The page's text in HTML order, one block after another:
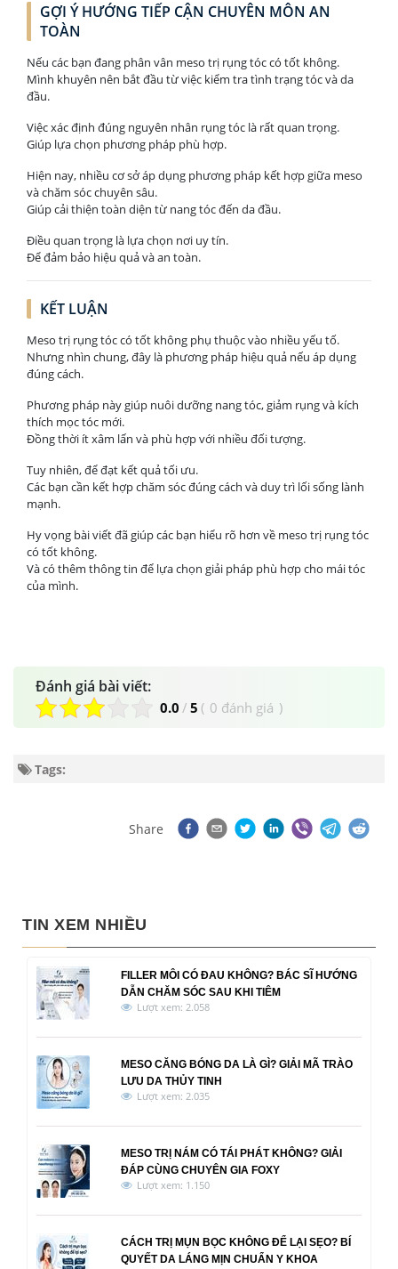
GỢI Ý HƯỚNG TIẾP CẬN CHUYÊN MÔN AN
TOÀN
Nếu các bạn đang phân vân meso trị rụng tóc có tốt không.
Mình khuyên nên bắt đầu từ việc kiểm tra tình trạng tóc và da
đầu.
Việc xác định đúng nguyên nhân rụng tóc là rất quan trọng.
Giúp lựa chọn phương pháp phù hợp.
Hiện nay, nhiều cơ sở áp dụng phương pháp kết hợp giữa meso
và chăm sóc chuyên sâu.
Giúp cải thiện toàn diện từ nang tóc đến da đầu.
Điều quan trọng là lựa chọn nơi uy tín.
Để đảm bảo hiệu quả và an toàn.
KẾT LUẬN
Meso trị rụng tóc có tốt không phụ thuộc vào nhiều yếu tố.
Nhưng nhìn chung, đây là phương pháp hiệu quả nếu áp dụng
đúng cách.
Phương pháp này giúp nuôi dưỡng nang tóc, giảm rụng và kích
thích mọc tóc mới.
Đồng thời ít xâm lấn và phù hợp với nhiều đối tượng.
Tuy nhiên, để đạt kết quả tối ưu.
Các bạn cần kết hợp chăm sóc đúng cách và duy trì lối sống lành
mạnh.
Hy vọng bài viết đã giúp các bạn hiểu rõ hơn về meso trị rụng tóc
có tốt không.
Và có thêm thông tin để lựa chọn giải pháp phù hợp cho mái tóc
của mình.
Đánh giá bài viết:
0.0 / 5 ( 0 đánh giá )
Tags:
Share
TIN XEM NHIỀU
FILLER MÔI CÓ ĐAU KHÔNG? BÁC SĨ HƯỚNG
DẪN CHĂM SÓC SAU KHI TIÊM
Lượt xem: 2.058
MESO CĂNG BÓNG DA LÀ GÌ? GIẢI MÃ TRÀO
LƯU DA THỦY TINH
Lượt xem: 2.035
MESO TRỊ NÁM CÓ TÁI PHÁT KHÔNG? GIẢI
ĐÁP CÙNG CHUYÊN GIA FOXY
Lượt xem: 1.150
CÁCH TRỊ MỤN BỌC KHÔNG ĐỂ LẠI SẸO? BÍ
QUYẾT DA LÁNG MỊN CHUẨN Y KHOA